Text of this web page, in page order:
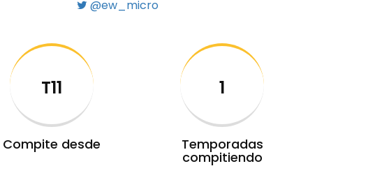
@ew_micro
T11
Compite desde
1
Temporadas
compitiendo